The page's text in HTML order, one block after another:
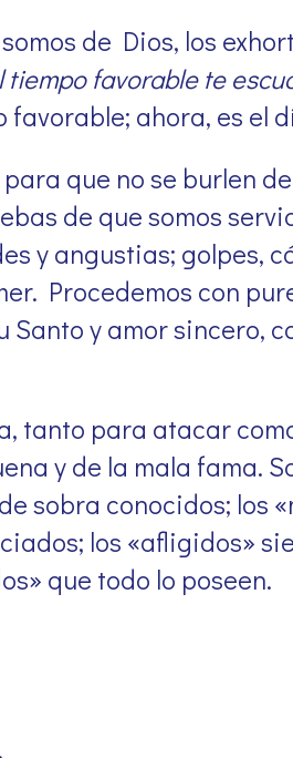
de Dios, los
tiempo favorable te
ahora, es el
que no se burlen
de que somos
y angustias; golpes,
Procedemos con
y amor sincero,
tanto para atacar
y de la mala fama.
sobra conocidos; los
los «afligidos»
que todo lo poseen.